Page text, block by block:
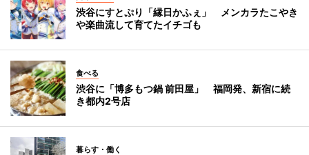
渋谷にすとぷり「縁日かふぇ」 メンカラたこやき
や楽曲流して育てたイチゴも
食べる
渋谷に「博多もつ鍋 前田屋」 福岡発、新宿に続
き都内2号店
暮らす・働く